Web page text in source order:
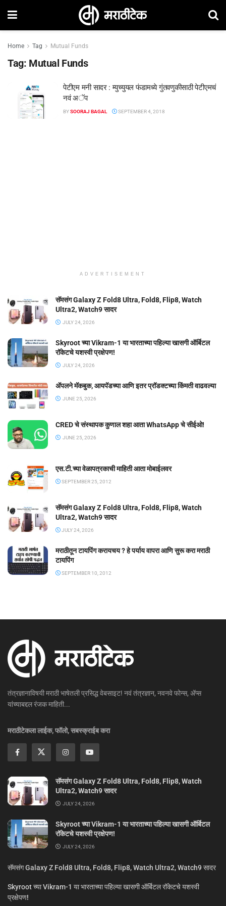
Home Tag Mutual Funds
Tag: Mutual Funds
पेटीएम मनी सादर : म्युच्युयल फंडामध्ये गुंतवणुकीसाठी पेटीएमचं
नवं अॅप
BYSOORAJ BAGAL SEPTEMBER 4, 2018
ADVERTISEMENT
सॅमसंग Galaxy Z Fold8 Ultra, Fold8, Flip8, Watch
Ultra2, Watch9 सादर
JULY 24, 2026
Skyroot च्या Vikram-1 या भारताच्या पहिल्या खासगी ऑर्बिटल
रॉकेटचे यशस्वी प्रक्षेपण!
JULY 24, 2026
ॲपलने मॅकबुक, आयपॅडच्या आणि इतर प्रॉडक्टच्या किंमती वाढवल्या
JUNE 25, 2026
CRED चे संस्थापक कुणाल शहा आता WhatsApp चे सीईओ!
JUNE 25, 2026
एस.टी.च्या वेळापत्रकाची माहिती आता मोबाईलवर
SEPTEMBER 25, 2012
सॅमसंग Galaxy Z Fold8 Ultra, Fold8, Flip8, Watch
Ultra2, Watch9 सादर
JULY 24, 2026
मराठीतून टायपिंग करायचय ? हे पर्याय वापरा आणि सुरू करा मराठी
टायपिंग
SEPTEMBER 10, 2012
तंत्रज्ञानाविषयी मराठी भाषेतली प्रसिद्ध वेबसाइट! नवं तंत्रज्ञान, नवनवे फोन्स, ॲप्स
यांच्याबद्दल रंजक माहिती...
मराठीटेकला लाईक, फॉलो, सबस्क्राईब करा
सॅमसंग Galaxy Z Fold8 Ultra, Fold8, Flip8, Watch
Ultra2, Watch9 सादर
JULY 24, 2026
Skyroot च्या Vikram-1 या भारताच्या पहिल्या खासगी ऑर्बिटल
रॉकेटचे यशस्वी प्रक्षेपण!
JULY 24, 2026
सॅमसंग Galaxy Z Fold8 Ultra, Fold8, Flip8, Watch Ultra2, Watch9 सादर
Skyroot च्या Vikram-1 या भारताच्या पहिल्या खासगी ऑर्बिटल रॉकेटचे यशस्वी
प्रक्षेपण!